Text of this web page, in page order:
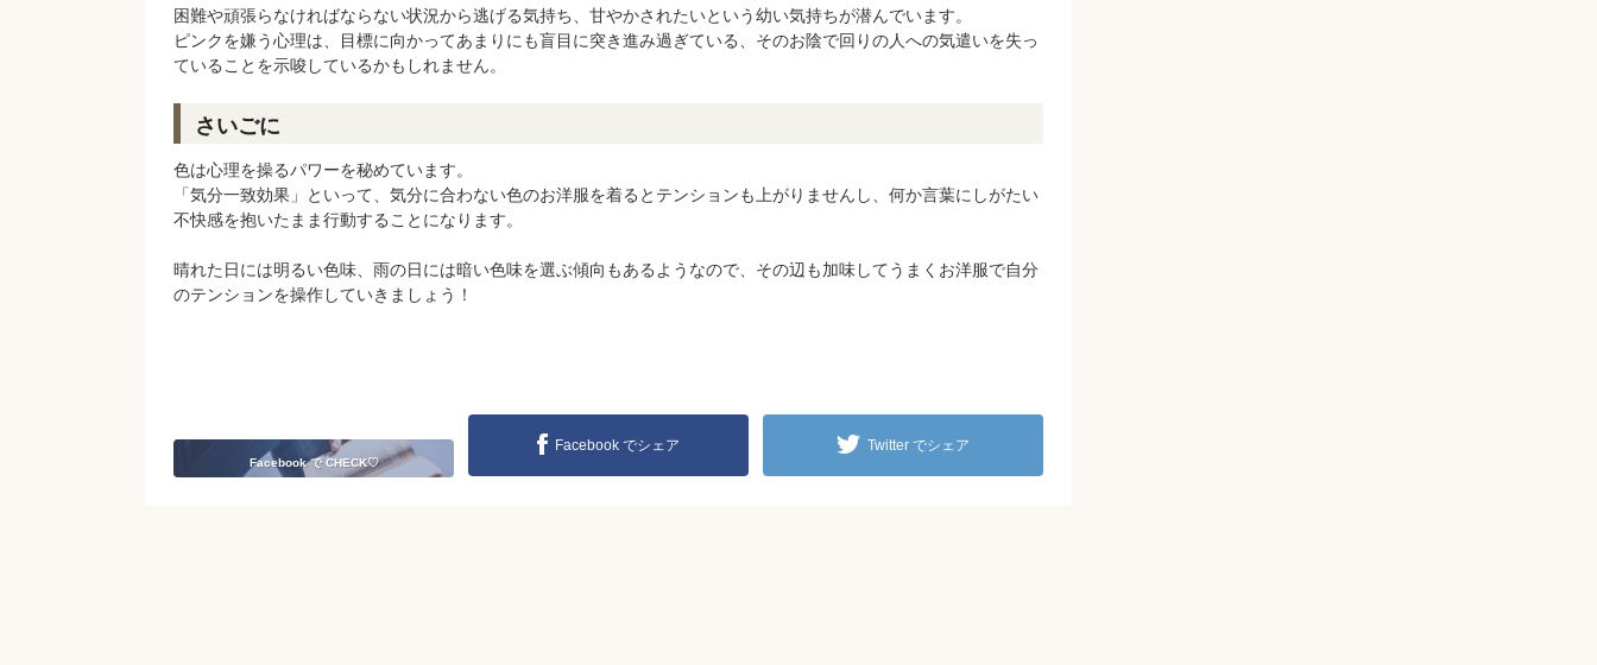
困難や頑張らなければならない状況から逃げる気持ち、甘やかされたいという幼い気持ちが潜んでいます。
ピンクを嫌う心理は、目標に向かってあまりにも盲目に突き進み過ぎている、そのお陰で回りの人への気遣いを失っ
ていることを示唆しているかもしれません。
さいごに
色は心理を操るパワーを秘めています。
「気分一致効果」といって、気分に合わない色のお洋服を着るとテンションも上がりませんし、何か言葉にしがたい
不快感を抱いたまま行動することになります。
晴れた日には明るい色味、雨の日には暗い色味を選ぶ傾向もあるようなので、その辺も加味してうまくお洋服で自分
のテンションを操作していきましょう！
Facebook で CHECK♡
Facebook でシェア Twitter でシェア